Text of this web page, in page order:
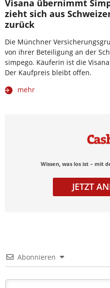
Visana übernimmt
zieht sich aus
zurück
Die Münchner
von ihrer Beteiligung an der
simpego. Käuferin ist die
Der Kaufpreis bleibt offen.
mehr
Wissen, was los ist – mit
JETZT
Abonnieren